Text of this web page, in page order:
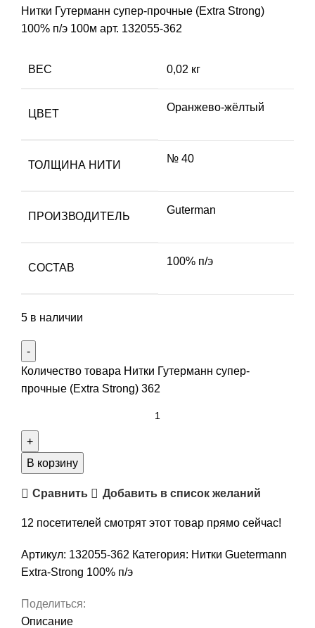
Нитки Гутерманн супер-прочные (Extra Strong)
100% п/э 100м арт. 132055-362
ВЕС 0,02 кг
ЦВЕТ
Оранжево-жёлтый
ТОЛЩИНА НИТИ
№ 40
ПРОИЗВОДИТЕЛЬ
Guterman
СОСТАВ
100% п/э
5 в наличии
Количество товара Нитки Гутерманн супер-
прочные (Extra Strong) 362
В корзину
Сравнить Добавить в список желаний
12 посетителей смотрят этот товар прямо сейчас!
Артикул: 132055-362 Категория: Нитки Guetermann
Extra-Strong 100% п/э
Поделиться:
Описание